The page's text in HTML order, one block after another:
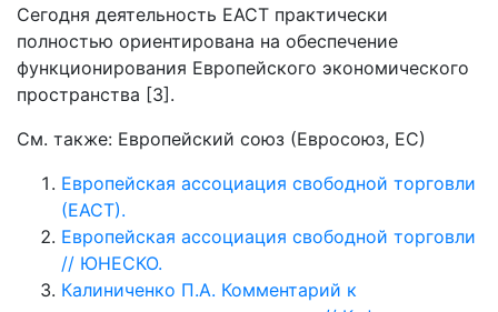
Сегодня деятельность ЕАСТ практически
полностью ориентирована на обеспечение
функционирования Европейского экономического
пространства [3].
См. также: Европейский союз (Евросоюз, ЕС)
Европейская ассоциация свободной торговли
(ЕАСТ).
Европейская ассоциация свободной торговли
// ЮНЕСКО.
Калиниченко П.А. Комментарий к